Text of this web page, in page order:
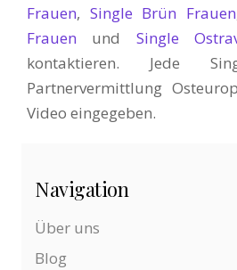
Frauen, Single Brün Frauen
Frauen und Single
kontaktieren. Jede
Partnervermittlung
Video eingegeben.
Navigation
Über uns
Blog